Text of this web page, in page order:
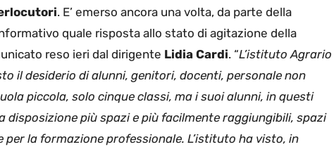
. E’ emerso ancora una volta, da parte della
quale risposta allo stato di agitazione della
reso ieri dal dirigente Lidia Cardi. “L’istituto Agrario
il desiderio di alunni, genitori, docenti, personale non
piccola, solo cinque classi, ma i suoi alunni, in questi
disposizione più spazi e più facilmente raggiungibili, spazi
la formazione professionale. L’istituto ha visto, in